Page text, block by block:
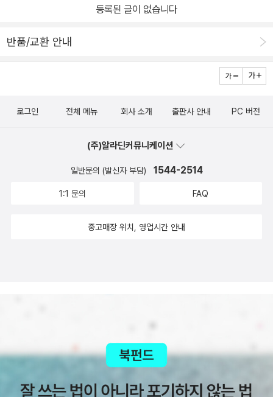
려는 욕구를 가진 본토 사람들에게 심한 거부감을 느낍니다. 광고로
합니다.🔖정체성, 가치관, 일탈, 반항, 욕망, 혼란스러움, 적응, 사춘
며 있었습니다. 소비주의, 물질 만능주의, 이기주의, 환경 파괴, 지구
🙏🏻청소년들이 이 책을 만났으면 좋겠습니다. 혼란의 시기를 겪어
이야기를 찾을 수 있을 거예요. 많은 어른들이 이 책을 만났으면 좋겠
님을 통해 찾아낼 수 있을 거예요.🙏🏻 13년 전에 세상에 나온 위고
의 이야기였지만 2025년의 저에게도 던져주는 메시지는 분명했습니
넬 조언, 그리고 지구 반대편에 살고 있는 어려운 이들의 삶에 대해 깊
달콤함이 찾아오거나 아주 쓴 물이 찾아 올 땐 그 일을 통해 반드시 배
이 있을수 있어, 그게 가족일수도 있어. 그래도 뜻을 굽히지 마“이렇
시선이 아닌 아이의 시선으로 바라보는 사회적 문제들도 볼 수 있었
지 고민하게 해준 책이다.
등록된 글이 없습니다
반품/교환 안내
로그인 전체 메뉴 회사 소개 출판사 안내 PC 버전
(주)알라딘커뮤니케이션
일반문의 (발신자 부담) 1544-2514
1:1 문의 FAQ
중고매장 위치, 영업시간 안내